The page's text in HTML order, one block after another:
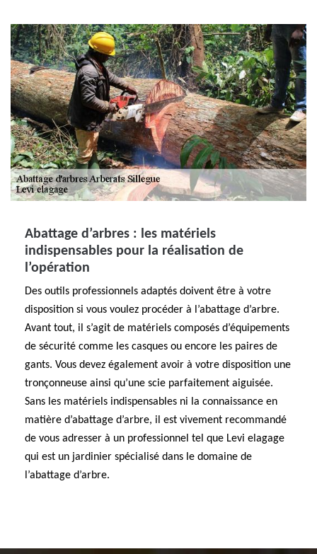
Abattage d’arbres : les matériels
indispensables pour la réalisation de
l’opération
Des outils professionnels adaptés doivent être à votre
disposition si vous voulez procéder à l’abattage d’arbre.
Avant tout, il s’agit de matériels composés d’équipements
de sécurité comme les casques ou encore les paires de
gants. Vous devez également avoir à votre disposition une
tronçonneuse ainsi qu’une scie parfaitement aiguisée.
Sans les matériels indispensables ni la connaissance en
matière d’abattage d’arbre, il est vivement recommandé
de vous adresser à un professionnel tel que Levi elagage
qui est un jardinier spécialisé dans le domaine de
l’abattage d’arbre.